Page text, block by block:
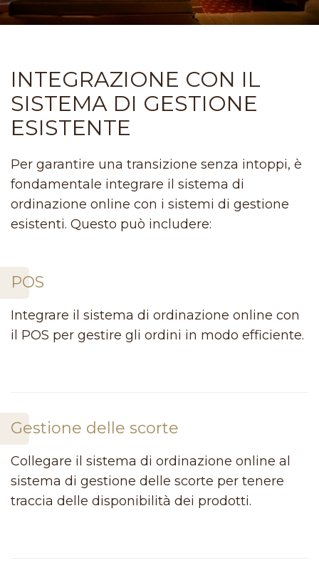
INTEGRAZIONE CON IL
SISTEMA DI GESTIONE
ESISTENTE
Per garantire una transizione senza intoppi, è
fondamentale integrare il sistema di
ordinazione online con i sistemi di gestione
esistenti. Questo può includere:
POS
Integrare il sistema di ordinazione online con
il POS per gestire gli ordini in modo efficiente.
Gestione delle scorte
Collegare il sistema di ordinazione online al
sistema di gestione delle scorte per tenere
traccia delle disponibilità dei prodotti.